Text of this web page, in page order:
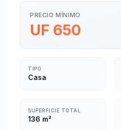
PRECIO MÍNIMO
UF 650
TIPO
Casa
SUPERFICIE TOTAL
136 m²